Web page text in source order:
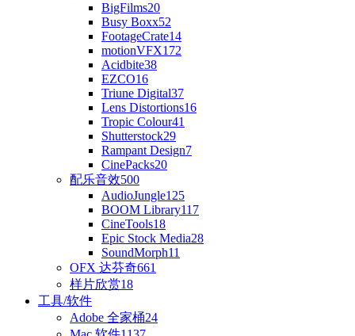
BigFilms20
Busy Boxx52
FootageCrate14
motionVFX172
Acidbite38
EZCO16
Triune Digital37
Lens Distortions16
Tropic Colour41
Shutterstock29
Rampant Design7
CinePacks20
配乐音效500
AudioJungle125
BOOM Library117
CineTools18
Epic Stock Media28
SoundMorph11
OFX 达芬奇661
样片欣赏18
工具/软件
Adobe 全家桶24